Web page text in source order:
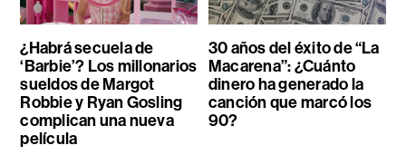
¿Habrá secuela de
‘Barbie’? Los millonarios
sueldos de Margot
Robbie y Ryan Gosling
complican una nueva
película
30 años del éxito de “La
Macarena”: ¿Cuánto
dinero ha generado la
canción que marcó los
90?